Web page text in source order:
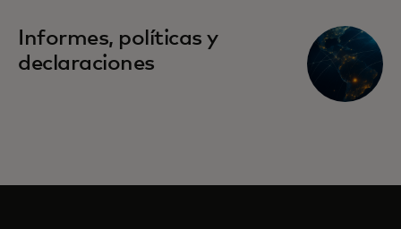
Informes, políticas y
declaraciones